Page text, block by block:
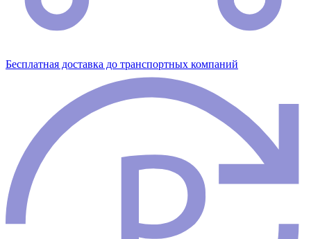
Бесплатная доставка до транспортных компаний